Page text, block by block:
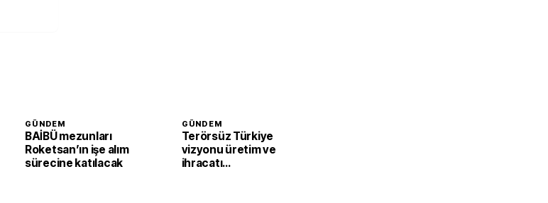
GÜNDEM
BAİBÜ mezunları
Roketsan’ın işe alım
sürecine katılacak
GÜNDEM
Terörsüz Türkiye
vizyonu üretim ve
ihracatı